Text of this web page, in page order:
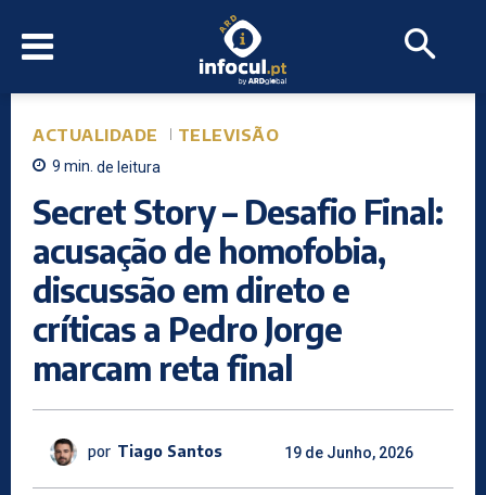
ACTUALIDADE TELEVISÃO
9 min. de leitura
Secret Story – Desafio Final:
acusação de homofobia,
discussão em direto e
críticas a Pedro Jorge
marcam reta final
por Tiago Santos 19 de Junho, 2026